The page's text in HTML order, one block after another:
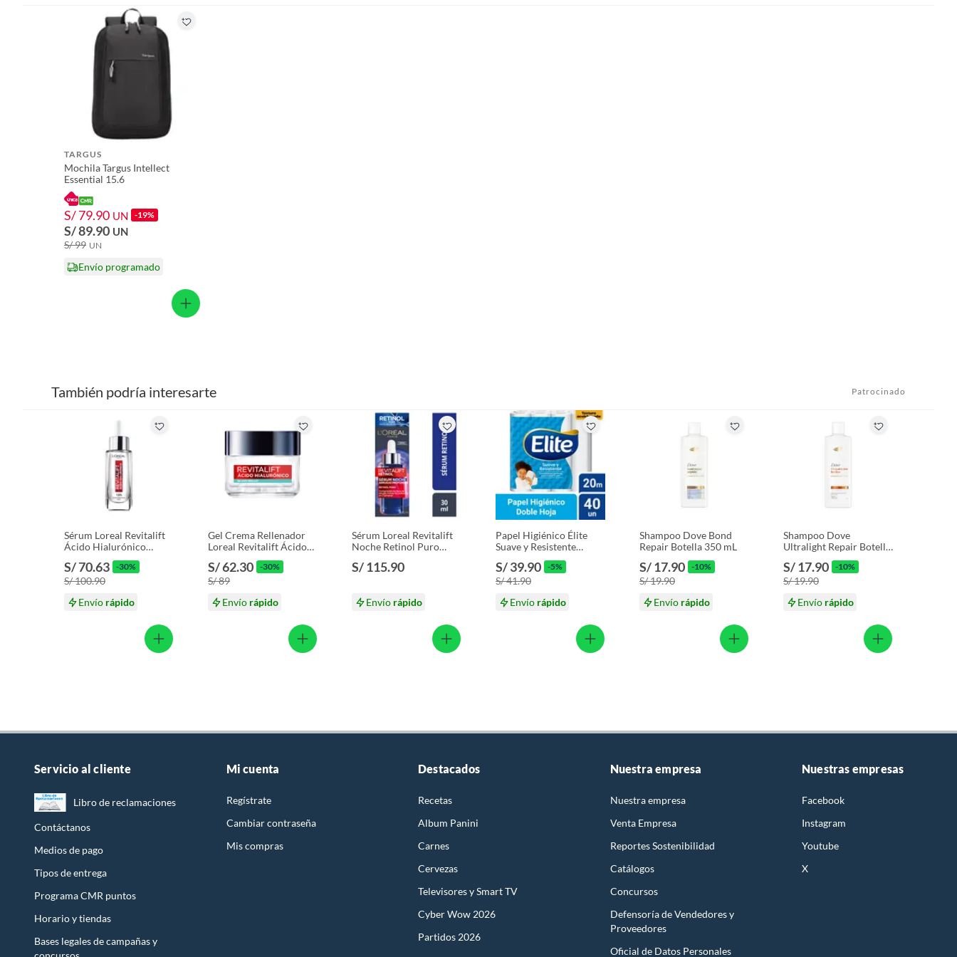
Conexión WiFi
Dimensiones
Profundidad
Licores y cigarros electrónicos.
TARGUS
Mochila Targus Intellect
Essential 15.6
S/ 79.90 UN -19%
S/ 89.90 UN
S/ 99 UN
Envío programado
También podría interesarte Patrocinado
Sérum Loreal Revitalift
Ácido Hialurónico
Envase 30 mL
S/ 70.63 -30%
S/ 100.90
Envío rápido
Gel Crema Rellenador
Loreal Revitalift Ácido
Hialurónico Envase 50
mL
S/ 62.30 -30%
S/ 89
Envío rápido
Sérum Loreal Revitalift
Noche Retinol Puro
S/ 115.90
Envío rápido
Papel Higiénico Élite
Suave y Resistente
Empaque 40 Und
S/ 39.90 -5%
S/ 41.90
Envío rápido
Shampoo Dove Bond
Repair Botella 350 mL
S/ 17.90 -10%
S/ 19.90
Envío rápido
Shampoo Dove
Ultralight Repair Botella
S/ 17.90 -10%
S/ 19.90
Envío rápido
Servicio al cliente
Libro de reclamaciones
Contáctanos
Medios de pago
Tipos de entrega
Programa CMR puntos
Horario y tiendas
Bases legales de campañas y
Mi cuenta
Regístrate
Cambiar contraseña
Mis compras
Destacados
Recetas
Album Panini
Carnes
Cervezas
Televisores y Smart TV
Cyber Wow 2026
Partidos 2026
Nuestra empresa
Nuestra empresa
Venta Empresa
Reportes Sostenibilidad
Catálogos
Concursos
Defensoría de Vendedores y
Proveedores
Oficial de Datos Personales
Nuestras empresas
Facebook
Instagram
Youtube
X